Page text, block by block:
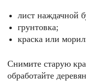
лист наждачной
грунтовка;
краска или
Снимите старую
обработайте